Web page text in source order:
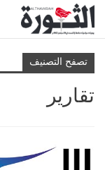
تصفح التصنيف
تقارير